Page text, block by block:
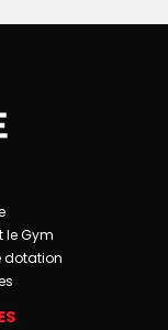
le Gym
dotation